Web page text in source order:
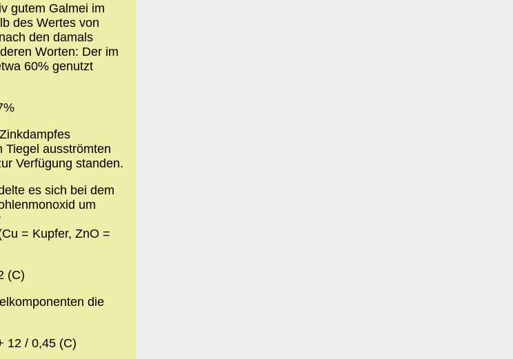
gutem Galmei im
des Wertes von
den damals
Worten: Der im
60% genutzt
ausströmten
Verfügung standen.
es sich bei dem
um
= Kupfer, ZnO =
(C)
die
12 / 0,45 (C)